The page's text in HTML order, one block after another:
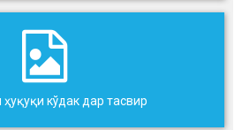
кўдак дар тасвир